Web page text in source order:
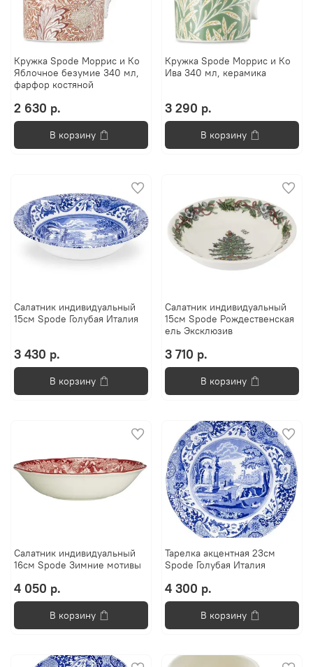
Кружка Spode Моррис и Ко
Яблочное безумие 340 мл,
фарфор костяной
2 630 р.
В корзину
Кружка Spode Моррис и Ко
Ива 340 мл, керамика
3 290 р.
В корзину
Салатник индивидуальный
15см Spode Голубая Италия
3 430 р.
В корзину
Салатник индивидуальный
15см Spode Рождественская
ель Эксклюзив
3 710 р.
В корзину
Салатник индивидуальный
16см Spode Зимние мотивы
4 050 р.
В корзину
Тарелка акцентная 23см
Spode Голубая Италия
4 300 р.
В корзину